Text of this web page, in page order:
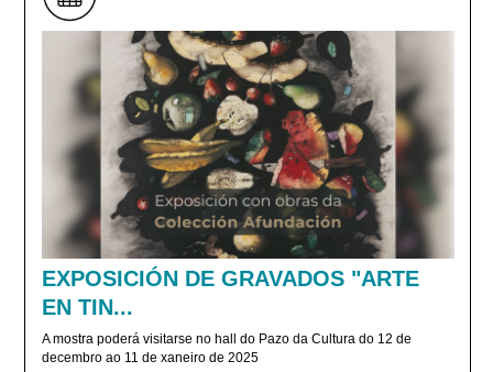
EXPOSICIÓN DE GRAVADOS "ARTE
EN TIN...
A mostra poderá visitarse no hall do Pazo da Cultura do 12 de
decembro ao 11 de xaneiro de 2025